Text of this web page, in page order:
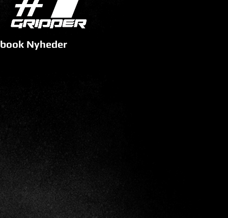
Nyheder